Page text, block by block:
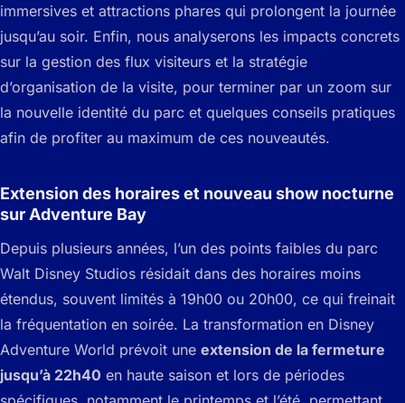
immersives et attractions phares qui prolongent la journée
jusqu’au soir. Enfin, nous analyserons les impacts concrets
sur la gestion des flux visiteurs et la stratégie
d’organisation de la visite, pour terminer par un zoom sur
la nouvelle identité du parc et quelques conseils pratiques
afin de profiter au maximum de ces nouveautés.
Extension des horaires et nouveau show nocturne
sur Adventure Bay
Depuis plusieurs années, l’un des points faibles du parc
Walt Disney Studios résidait dans des horaires moins
étendus, souvent limités à 19h00 ou 20h00, ce qui freinait
la fréquentation en soirée. La transformation en Disney
Adventure World prévoit une extension de la fermeture
jusqu’à 22h40 en haute saison et lors de périodes